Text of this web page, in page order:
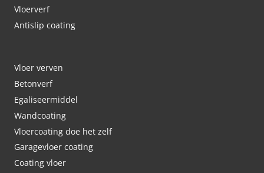
Vloerverf
Antislip coating
Vloer verven
Betonverf
Egaliseermiddel
Wandcoating
Vloercoating doe het zelf
Garagevloer coating
Coating vloer